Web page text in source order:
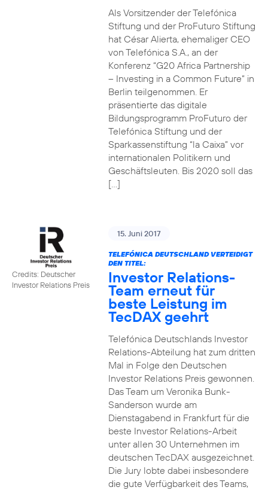
Als Vorsitzender der Telefónica
Stiftung und der ProFuturo Stiftung
hat César Alierta, ehemaliger CEO
von Telefónica S.A., an der
Konferenz “G20 Africa Partnership
– Investing in a Common Future” in
Berlin teilgenommen. Er
präsentierte das digitale
Bildungsprogramm ProFuturo der
Telefónica Stiftung und der
Sparkassenstiftung “la Caixa” vor
internationalen Politikern und
Geschäftsleuten. Bis 2020 soll das
[…]
Credits: Deutscher
Investor Relations Preis
15. Juni 2017
TELEFÓNICA DEUTSCHLAND VERTEIDIGT
DEN TITEL:
Investor Relations-
Team erneut für
beste Leistung im
TecDAX geehrt
Telefónica Deutschlands Investor
Relations-Abteilung hat zum dritten
Mal in Folge den Deutschen
Investor Relations Preis gewonnen.
Das Team um Veronika Bunk-
Sanderson wurde am
Dienstagabend in Frankfurt für die
beste Investor Relations-Arbeit
unter allen 30 Unternehmen im
deutschen TecDAX ausgezeichnet.
Die Jury lobte dabei insbesondere
die gute Verfügbarkeit des Teams,